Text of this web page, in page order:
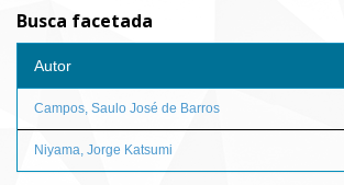
Busca facetada
Autor
Campos, Saulo José de Barros
Niyama, Jorge Katsumi